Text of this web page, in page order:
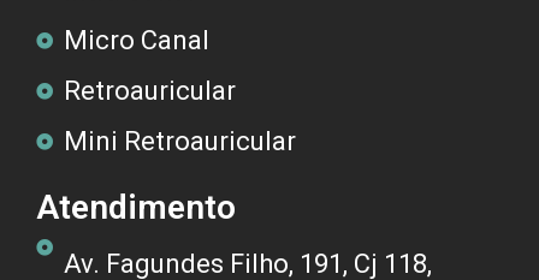
Micro Canal
Retroauricular
Mini Retroauricular
Atendimento
Av. Fagundes Filho, 191, Cj 118,